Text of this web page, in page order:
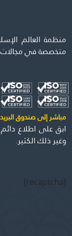
منظمة العالم
متخصصة في مجالات
مباشر إلى صندوق
ابق على اطلاع دائم
وغير ذلك الكثير.
[recaptcha]